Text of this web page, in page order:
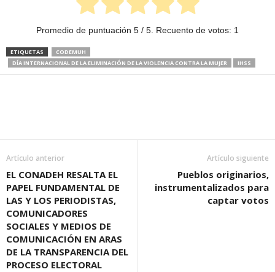
Promedio de puntuación 5 / 5. Recuento de votos: 1
ETIQUETAS
CODEMUH
DÍA INTERNACIONAL DE LA ELIMINACIÓN DE LA VIOLENCIA CONTRA LA MUJER
IHSS
Artículo anterior
EL CONADEH RESALTA EL
PAPEL FUNDAMENTAL DE
LAS Y LOS PERIODISTAS,
COMUNICADORES
SOCIALES Y MEDIOS DE
COMUNICACIÓN EN ARAS
DE LA TRANSPARENCIA DEL
PROCESO ELECTORAL
Artículo siguiente
Pueblos originarios,
instrumentalizados para
captar votos